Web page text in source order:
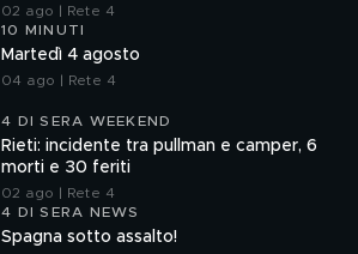
02 ago | Rete 4
10 MINUTI
Martedì 4 agosto
04 ago | Rete 4
4 DI SERA WEEKEND
Rieti: incidente tra pullman e camper, 6
morti e 30 feriti
02 ago | Rete 4
4 DI SERA NEWS
Spagna sotto assalto!